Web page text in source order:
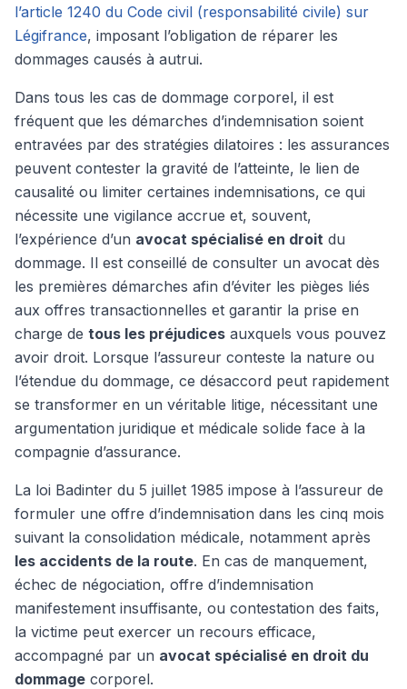
l’article 1240 du Code civil (responsabilité civile) sur
Légifrance, imposant l’obligation de réparer les
dommages causés à autrui.
Dans tous les cas de dommage corporel, il est
fréquent que les démarches d’indemnisation soient
entravées par des stratégies dilatoires : les assurances
peuvent contester la gravité de l’atteinte, le lien de
causalité ou limiter certaines indemnisations, ce qui
nécessite une vigilance accrue et, souvent,
l’expérience d’un avocat spécialisé en droit du
dommage. Il est conseillé de consulter un avocat dès
les premières démarches afin d’éviter les pièges liés
aux offres transactionnelles et garantir la prise en
charge de tous les préjudices auxquels vous pouvez
avoir droit. Lorsque l’assureur conteste la nature ou
l’étendue du dommage, ce désaccord peut rapidement
se transformer en un véritable litige, nécessitant une
argumentation juridique et médicale solide face à la
compagnie d’assurance.
La loi Badinter du 5 juillet 1985 impose à l’assureur de
formuler une offre d’indemnisation dans les cinq mois
suivant la consolidation médicale, notamment après
les accidents de la route. En cas de manquement,
échec de négociation, offre d’indemnisation
manifestement insuffisante, ou contestation des faits,
la victime peut exercer un recours efficace,
accompagné par un avocat spécialisé en droit du
dommage corporel.